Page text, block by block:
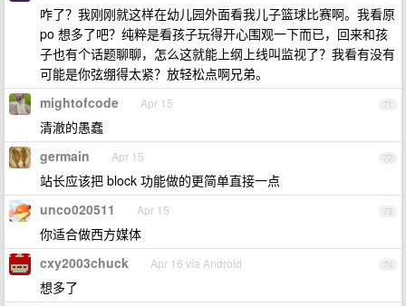
咋了？我刚刚就这样在幼儿园外面看我儿子篮球比赛啊。我看原
po 想多了吧？纯粹是看孩子玩得开心围观一下而已，回来和孩
子也有个话题聊聊，怎么这就能上纲上线叫监视了？我看有没有
可能是你弦绷得太紧？放轻松点啊兄弟。
71
mightofcode Apr 15
清澈的愚蠢
72
germain Apr 15
站长应该把 block 功能做的更简单直接一点
73
unco020511 Apr 15
你适合做西方媒体
74
cxy2003chuck Apr 16 via Android
想多了